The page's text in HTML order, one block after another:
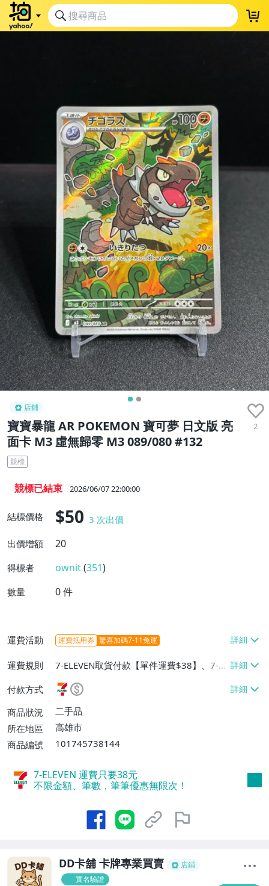
店鋪
寶寶暴龍 AR POKEMON 寶可夢 日文版 亮
面卡 M3 虛無歸零 M3 089/080 #132
2
競標
競標已結束 2026/06/07 22:00:00
結標價格 $50 3 次出價
出價增額
20
得標者 ownit(351)
數量 0件
運費活動 運費抵用券 驚喜加碼7-11免運
運費規則
7-ELEVEN取貨付款【單件運費$38】、7-EL
EVEN取貨不付款【單件運費$38】、面交/
自取/不寄送【免運費】
付款方式
商品狀況
二手品
所在地區
高雄市
商品編號
101745738144
7-ELEVEN 運費只要38元
不限金額、筆數，筆筆優惠無限次！
DD卡舖 卡牌專業買賣
店鋪
實名驗證